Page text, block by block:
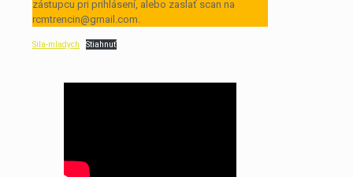
zástupcu pri prihlásení, alebo zaslať scan na
rcmtrencin@gmail.com.
Sila-mladych Stiahnuť